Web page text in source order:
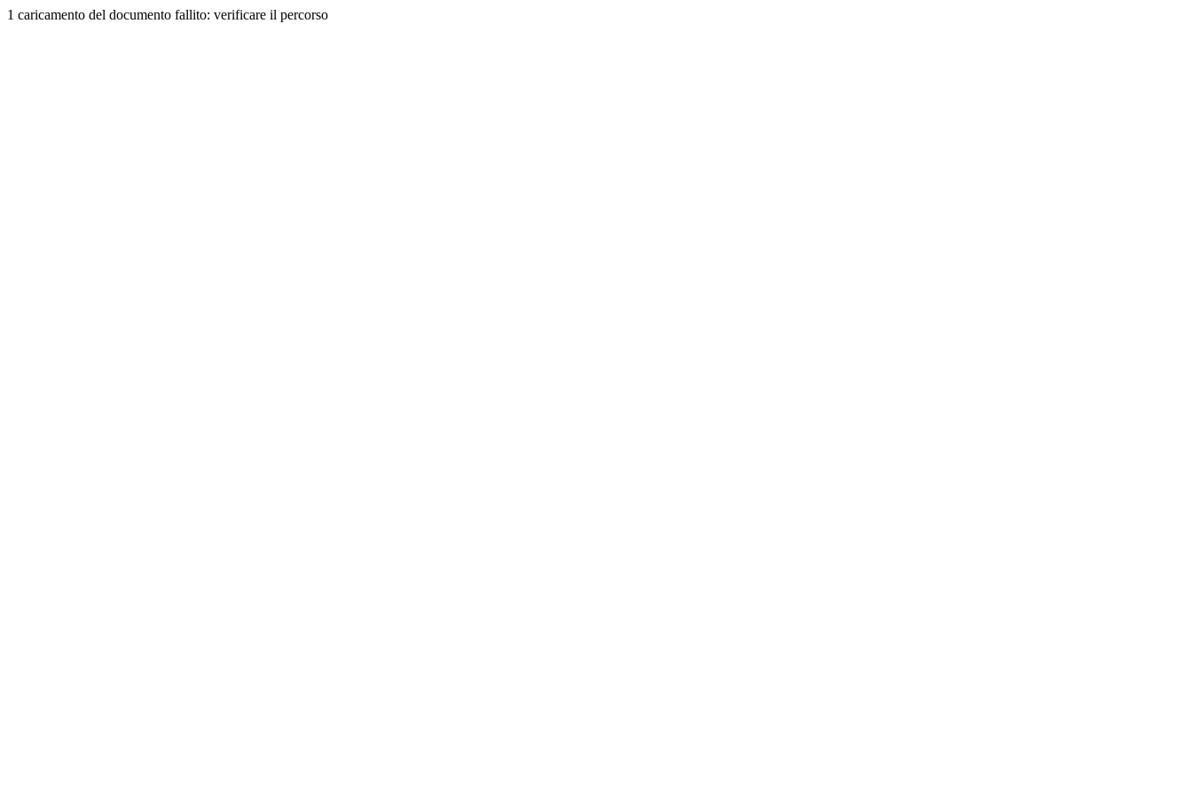
1 caricamento del documento fallito: verificare il percorso